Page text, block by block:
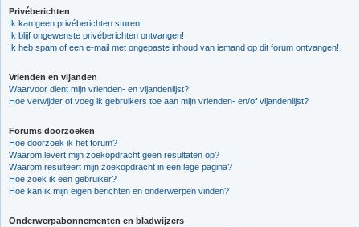
Privéberichten
Ik kan geen privéberichten sturen!
Ik blijf ongewenste privéberichten ontvangen!
Ik heb spam of een e-mail met ongepaste inhoud van iemand op dit forum ontvangen!
Vrienden en vijanden
Waarvoor dient mijn vrienden- en vijandenlijst?
Hoe verwijder of voeg ik gebruikers toe aan mijn vrienden- en/of vijandenlijst?
Forums doorzoeken
Hoe doorzoek ik het forum?
Waarom levert mijn zoekopdracht geen resultaten op?
Waarom resulteert mijn zoekopdracht in een lege pagina?
Hoe zoek ik een gebruiker?
Hoe kan ik mijn eigen berichten en onderwerpen vinden?
Onderwerpabonnementen en bladwijzers